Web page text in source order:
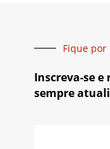
Fique
Inscreva-se e
sempre